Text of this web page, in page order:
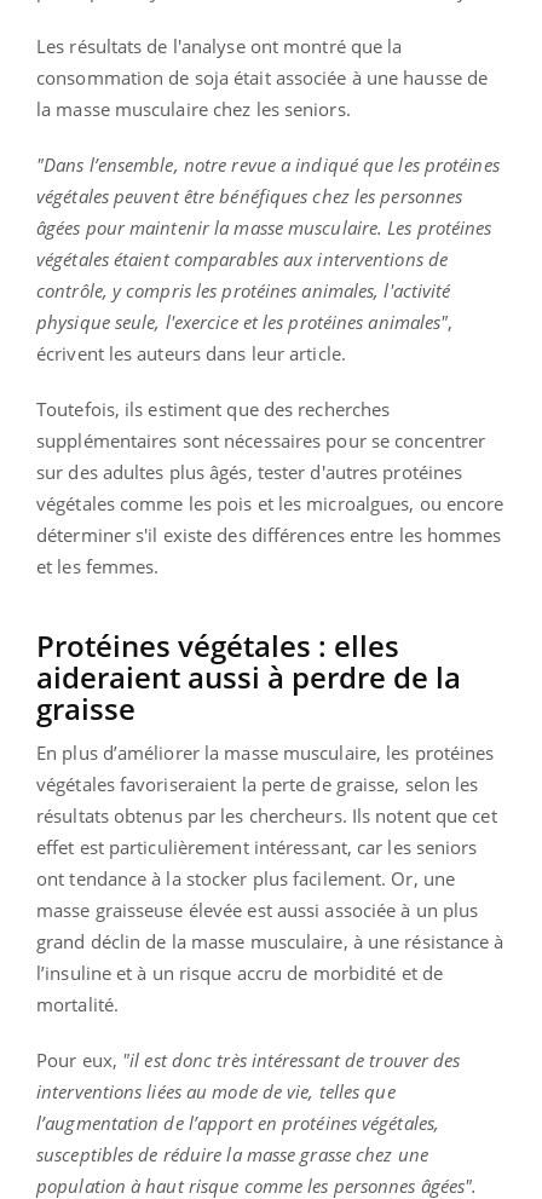
Les résultats de l'analyse ont montré que la
consommation de soja était associée à une hausse de
la masse musculaire chez les seniors.
"Dans l’ensemble, notre revue a indiqué que les protéines
végétales peuvent être bénéfiques chez les personnes
âgées pour maintenir la masse musculaire. Les protéines
végétales étaient comparables aux interventions de
contrôle, y compris les protéines animales, l'activité
physique seule, l'exercice et les protéines animales",
écrivent les auteurs dans leur article.
Toutefois, ils estiment que des recherches
supplémentaires sont nécessaires pour se concentrer
sur des adultes plus âgés, tester d'autres protéines
végétales comme les pois et les microalgues, ou encore
déterminer s'il existe des différences entre les hommes
et les femmes.
Protéines végétales : elles
aideraient aussi à perdre de la
graisse
En plus d’améliorer la masse musculaire, les protéines
végétales favoriseraient la perte de graisse, selon les
résultats obtenus par les chercheurs. Ils notent que cet
effet est particulièrement intéressant, car les seniors
ont tendance à la stocker plus facilement. Or, une
masse graisseuse élevée est aussi associée à un plus
grand déclin de la masse musculaire, à une résistance à
l’insuline et à un risque accru de morbidité et de
mortalité.
Pour eux, "il est donc très intéressant de trouver des
interventions liées au mode de vie, telles que
l’augmentation de l’apport en protéines végétales,
susceptibles de réduire la masse grasse chez une
population à haut risque comme les personnes âgées".